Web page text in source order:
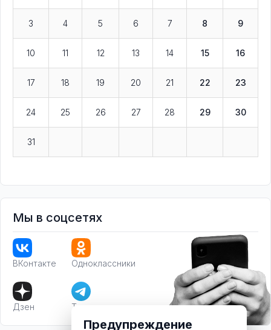
3 4 5 6 7 8 9
10 11 12 13 14 15 16
17 18 19 20 21 22 23
24 25 26 27 28 29 30
31
Мы в соцсетях
ВКонтакте Одноклассники
Дзен Телеграм
Предупреждение